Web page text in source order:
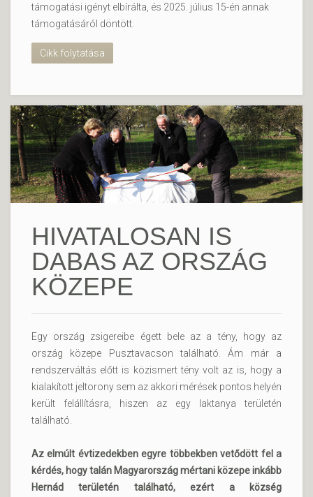
támogatási igényt elbírálta, és 2025. július 15-én annak
támogatásáról döntött.
Cikk folytatása
HIVATALOSAN IS
DABAS AZ ORSZÁG
KÖZEPE
Egy ország zsigereibe égett bele az a tény, hogy az
ország közepe Pusztavacson található. Ám már a
rendszerváltás előtt is közismert tény volt az is, hogy a
kialakított jeltorony sem az akkori mérések pontos helyén
került felállításra, hiszen az egy laktanya területén
található.
Az elmúlt évtizedekben egyre többekben vetődött fel a
kérdés, hogy talán Magyarország mértani közepe inkább
Hernád területén található, ezért a község